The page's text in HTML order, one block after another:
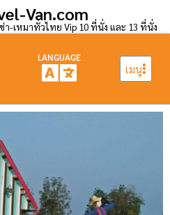
Van.com
า-เหมาทั่วไทย Vip 10 ที่นั่ง และ 13 ที่นั่ง
เมนู
LANGUAGE